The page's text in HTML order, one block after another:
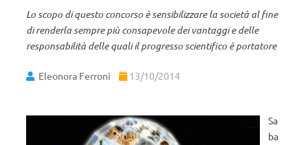
Lo scopo di questo concorso è sensibilizzare la società al fine
di renderla sempre più consapevole dei vantaggi e delle
responsabilità delle quali il progresso scientifico è portatore
Eleonora Ferroni 13/10/2014
Sa
ba